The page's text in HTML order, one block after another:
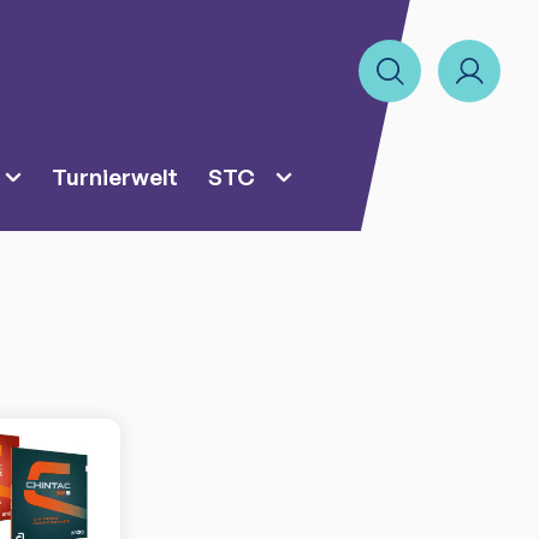
Turnierwelt STC